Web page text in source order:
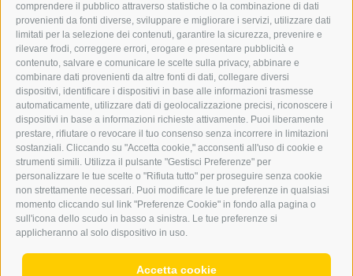
comprendere il pubblico attraverso statistiche o la combinazione di dati
provenienti da fonti diverse, sviluppare e migliorare i servizi, utilizzare dati
limitati per la selezione dei contenuti, garantire la sicurezza, prevenire e
rilevare frodi, correggere errori, erogare e presentare pubblicità e
contenuto, salvare e comunicare le scelte sulla privacy, abbinare e
combinare dati provenienti da altre fonti di dati, collegare diversi
dispositivi, identificare i dispositivi in base alle informazioni trasmesse
automaticamente, utilizzare dati di geolocalizzazione precisi, riconoscere i
dispositivi in base a informazioni richieste attivamente. Puoi liberamente
prestare, rifiutare o revocare il tuo consenso senza incorrere in limitazioni
sostanziali. Cliccando su "Accetta cookie," acconsenti all'uso di cookie e
strumenti simili. Utilizza il pulsante "Gestisci Preferenze" per
personalizzare le tue scelte o "Rifiuta tutto" per proseguire senza cookie
non strettamente necessari. Puoi modificare le tue preferenze in qualsiasi
momento cliccando sul link "Preferenze Cookie" in fondo alla pagina o
sull'icona dello scudo in basso a sinistra. Le tue preferenze si
applicheranno al solo dispositivo in uso.
Accetta cookie
PUBBLICITÀ NELL’ERKER
PUBBLICITÀ ONLINE
ADDEBITO DIRETTO SEPA
REGOLAMENTO COMMENTI
ONLINE VOTING
SERVICE
EVENTI
ANNUNCI
LINK UTILI
METEO
WEBCAM
VIDEO
NECROLOGI